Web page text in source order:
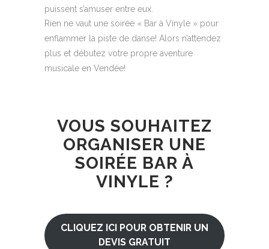
puissent s’amuser entre eux.
Rien ne vaut une soirée « Bar à Vinyle » pour
enflammer la piste de danse! Alors n’attendez
plus et débutez votre propre aventure
musicale en Vendée!
VOUS SOUHAITEZ
ORGANISER UNE
SOIRÉE BAR À
VINYLE ?
CLIQUEZ ICI POUR OBTENIR UN
DEVIS GRATUIT